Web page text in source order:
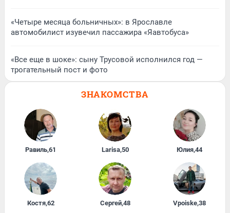
«Четыре месяца больничных»: в Ярославле
автомобилист изувечил пассажира «Яавтобуса»
«Все еще в шоке»: сыну Трусовой исполнился год —
трогательный пост и фото
ЗНАКОМСТВА
Равиль,61 Larisa,50 Юлия,44
Костя,62 Сергей,48 Vpoiske,38